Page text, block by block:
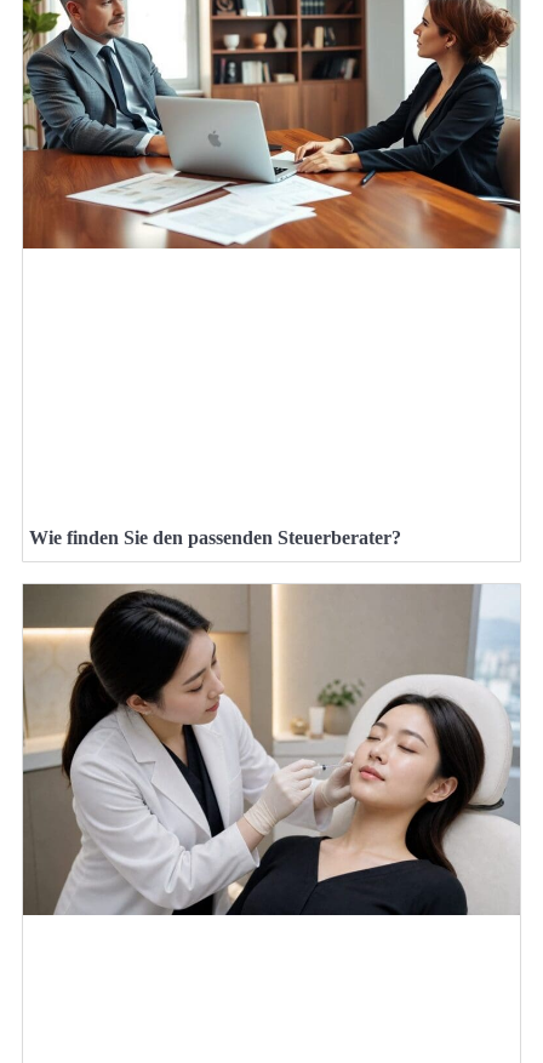
Wie finden Sie den passenden Steuerberater?